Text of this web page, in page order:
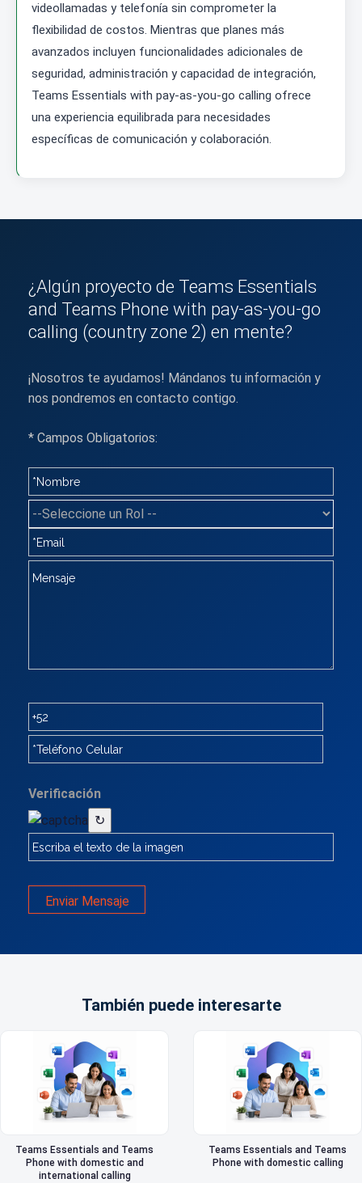
videollamadas y telefonía sin comprometer la
flexibilidad de costos. Mientras que planes más
avanzados incluyen funcionalidades adicionales de
seguridad, administración y capacidad de integración,
Teams Essentials with pay-as-you-go calling ofrece
una experiencia equilibrada para necesidades
específicas de comunicación y colaboración.
¿Algún proyecto de Teams Essentials
and Teams Phone with pay-as-you-go
calling (country zone 2) en mente?
¡Nosotros te ayudamos! Mándanos tu información y
nos pondremos en contacto contigo.
* Campos Obligatorios:
Verificación
↻
Enviar Mensaje
También puede interesarte
Teams Essentials and Teams
Phone with domestic and
international calling
Teams Essentials and Teams
Phone with domestic calling